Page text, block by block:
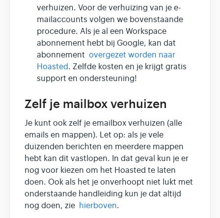
verhuizen. Voor de verhuizing van je e-
mailaccounts volgen we bovenstaande
procedure. Als je al een Workspace
abonnement hebt bij Google, kan dat
abonnement overgezet worden naar
Hoasted. Zelfde kosten en je krijgt gratis
support en ondersteuning!
Zelf je mailbox verhuizen
Je kunt ook zelf je emailbox verhuizen (alle
emails en mappen). Let op: als je vele
duizenden berichten en meerdere mappen
hebt kan dit vastlopen. In dat geval kun je er
nog voor kiezen om het Hoasted te laten
doen. Ook als het je onverhoopt niet lukt met
onderstaande handleiding kun je dat altijd
nog doen, zie hierboven.